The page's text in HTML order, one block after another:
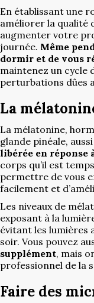
En établissant une
améliorer la qualité
augmenter votre
journée. Même
dormir et de vous
maintenez un cycle
perturbations dûes
La
La mélatonine,
glande pinéale,
libérée en réponse
corps qu’il est
permettre de vous
facilement et
Les niveaux de
exposant à la
évitant les lumières
soir. Vous pouvez
supplément, mais
professionnel de la
Faire des